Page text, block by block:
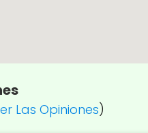
Las Opiniones)